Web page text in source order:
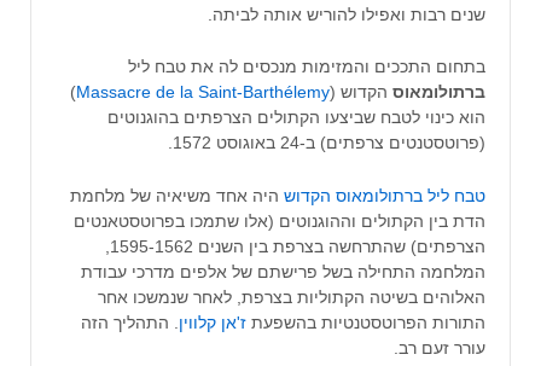
שנים רבות ואפילו להוריש אותה לביתה.
בתחום התככים והמזימות מנכסים לה את טבח ליל
ברתולומאוס הקדוש (Massacre de la Saint-Barthélemy
)
הוא כינוי לטבח שביצעו הקתולים הצרפתים בהוגנוטים
(פרוטסטנטים צרפתים) ב-24 באוגוסט 1572.
טבח ליל ברתולומאוס הקדוש היה אחד משיאיה של מלחמת
הדת בין הקתולים וההוגנוטים (אלו שתמכו בפרוטסטאנטים
המלחמה התחילה בשל פרישתם של אלפים מדרכי עבודת
האלוהים בשיטה הקתוליות בצרפת, לאחר שנמשכו אחר
התורות הפרוטסטנטיות בהשפעת ז'אן קלווין . התהליך הזה
עורר זעם רב.